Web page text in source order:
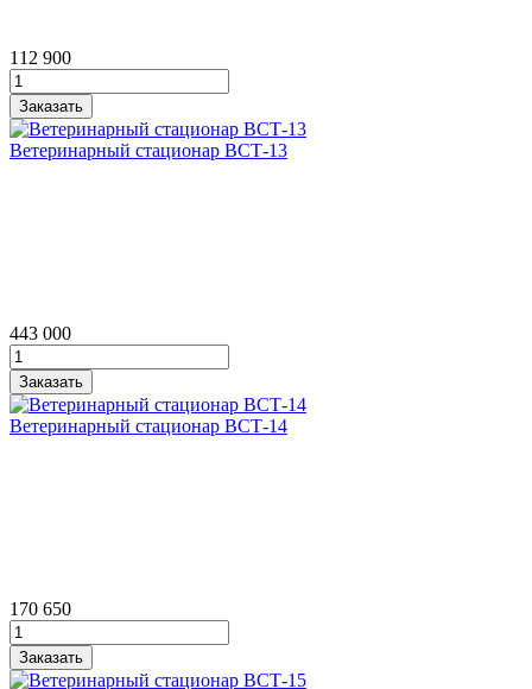
112 900
Ветеринарный стационар ВСТ‑13
443 000
Ветеринарный стационар ВСТ‑14
170 650